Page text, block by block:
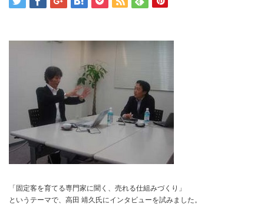
「固定客を育てる専門家に聞く、売れる仕組みづくり」
というテーマで、高田 靖久氏にインタビューを試みました。